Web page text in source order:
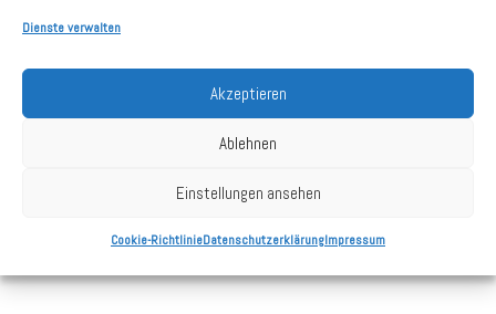
Dienste verwalten
Akzeptieren
Ablehnen
Einstellungen ansehen
Cookie-RichtlinieDatenschutzerklärungImpressum
Grundstück
4.216 m²
ca. 50
1996